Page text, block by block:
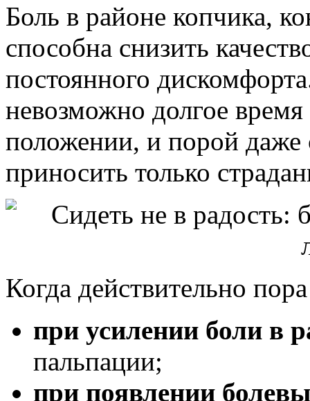
Боль в районе копчика,
способна снизить
постоянного
невозможно долгое
положении, и порой даже
приносить только
Когда действительно
при усилении боли в
пальпации;
при появлении